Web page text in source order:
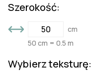
Szerokość:
cm
50 cm = 0.5 m
Wybierz teksturę: